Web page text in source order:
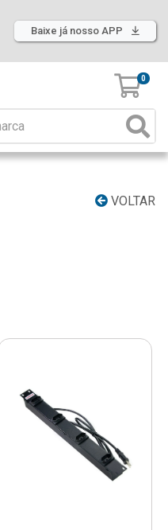
Baixe já nosso APP
0
VOLTAR